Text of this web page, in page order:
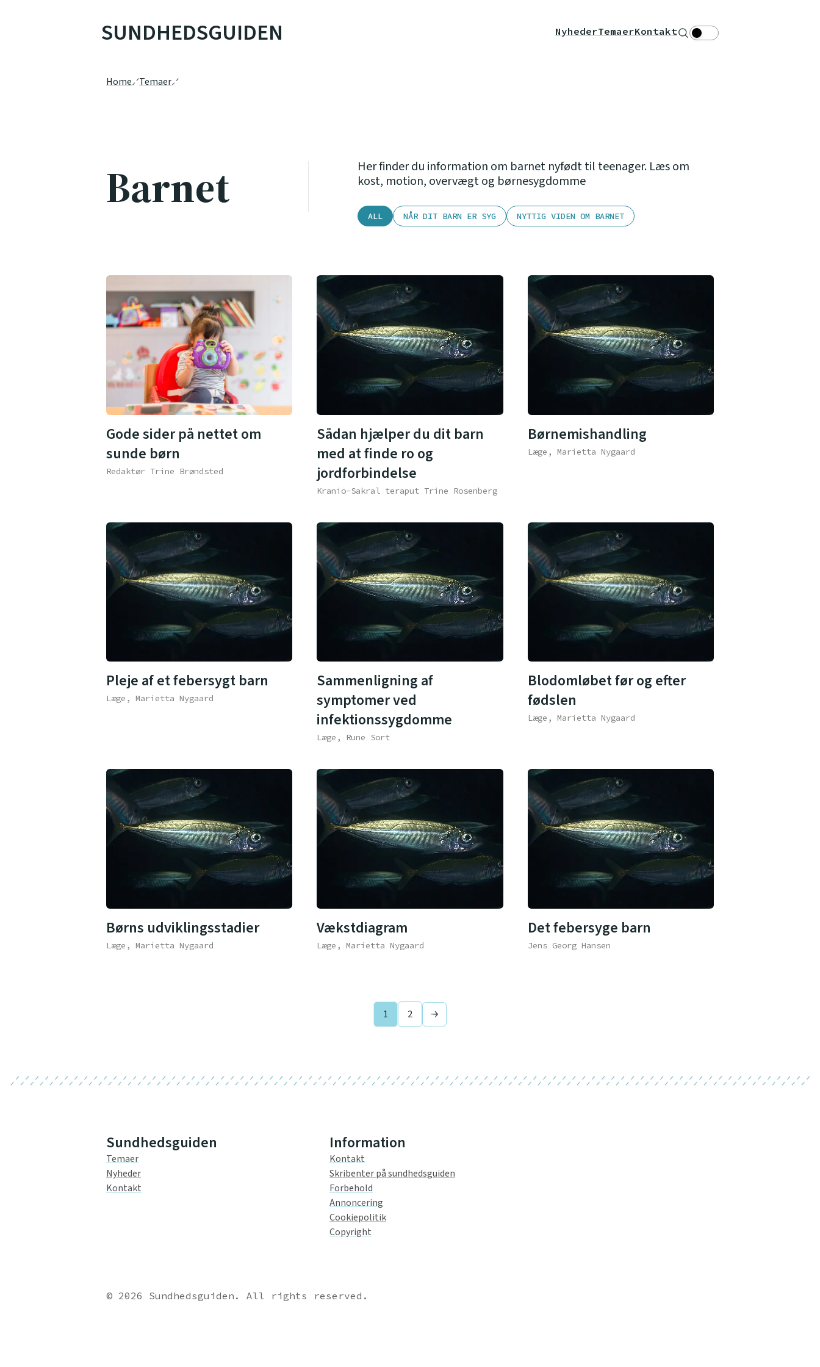
SUNDHEDSGUIDEN NyhederTemaerKontakt Søg Theme toggle
Home Temaer
Barnet
Her finder du information om barnet nyfødt til teenager. Læs om
kost, motion, overvægt og børnesygdomme
ALL NÅR DIT BARN ER SYG NYTTIG VIDEN OM BARNET
Gode sider på nettet om
sunde børn
Redaktør Trine Brøndsted
Sådan hjælper du dit barn
med at finde ro og
jordforbindelse
Kranio-Sakral teraput Trine Rosenberg
Børnemishandling
Læge, Marietta Nygaard
Pleje af et febersygt barn
Læge, Marietta Nygaard
Sammenligning af
symptomer ved
infektionssygdomme
Læge, Rune Sort
Blodomløbet før og efter
fødslen
Læge, Marietta Nygaard
Børns udviklingsstadier
Læge, Marietta Nygaard
Vækstdiagram
Læge, Marietta Nygaard
Det febersyge barn
Jens Georg Hansen
1 2 Next page
Sundhedsguiden
Temaer
Nyheder
Kontakt
Information
Kontakt
Skribenter på sundhedsguiden
Forbehold
Annoncering
Cookiepolitik
Copyright
© 2026 Sundhedsguiden. All rights reserved.